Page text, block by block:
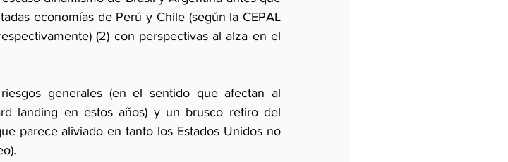
economías de Perú y Chile (según la CEPAL
(2) con perspectivas al alza en el
generales (en el sentido que afectan al
landing en estos años) y un brusco retiro del
parece aliviado en tanto los Estados Unidos no